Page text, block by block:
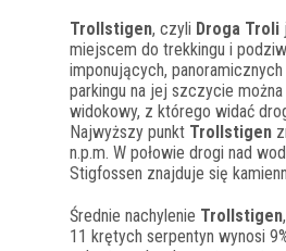
Trollstigen, czyli Droga Troli
miejscem do trekkingu i
imponujących,
parkingu na jej szczycie
widokowy, z którego widać
Najwyższy punkt Trollstigen
n.p.m. W połowie drogi nad
Stigfossen znajduje się
Średnie nachylenie Trollstigen
11 krętych serpentyn wynosi